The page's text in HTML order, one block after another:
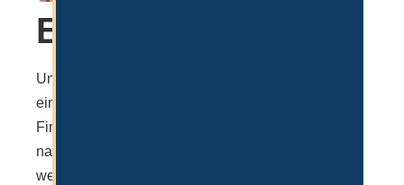
Erfahrungen
Unserer Erfahrung nach kann man direkt bei IFZA
eine Firma gründen, wenn es rein um eine
Firmengründung, aber nicht um eine Auswanderung
nach Dubai geht. Zur Auswanderung gehören
wesentlich mehr Aspekte wie die Abklärung der